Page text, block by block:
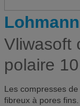
Vliwasoft
polaire
Les compresses
fibreux à pores